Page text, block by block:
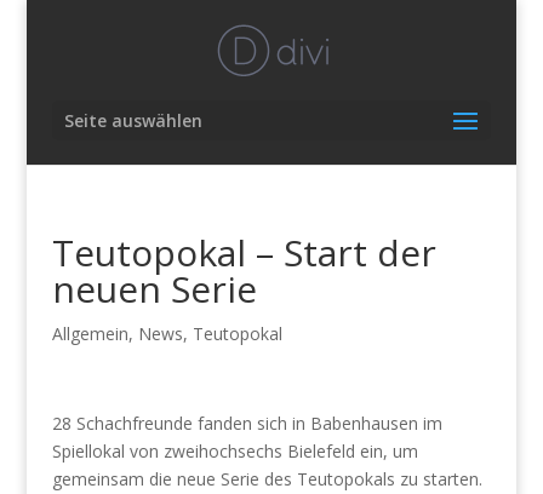
Seite auswählen
Teutopokal – Start der
neuen Serie
Allgemein, News, Teutopokal
28 Schachfreunde fanden sich in Babenhausen im
Spiellokal von zweihochsechs Bielefeld ein, um
gemeinsam die neue Serie des Teutopokals zu starten.